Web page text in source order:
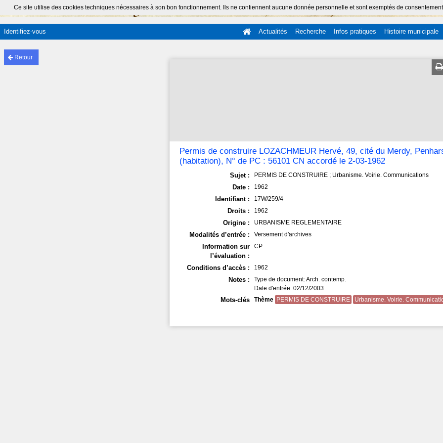
Ce site utilise des cookies techniques nécessaires à son bon fonctionnement. Ils ne contiennent aucune donnée personnelle et sont exemptés de
Identifiez-vous Actualités Recherche Infos pratiques Histoire municipale
Retour
Permis de construire LOZACHMEUR Hervé, 49, cité du Merdy,
(habitation), N° de PC : 56101 CN accordé le 2-03-1962
Sujet : PERMIS DE CONSTRUIRE ; Urbanisme. Voirie. Communications
Date : 1962
Identifiant : 17W/259/4
Droits : 1962
Origine : URBANISME REGLEMENTAIRE
Modalités d’entrée : Versement d'archives
Information sur
l’évaluation :
CP
Conditions d’accès : 1962
Notes :
Type de document: Arch. contemp.
Date d'entrée: 02/12/2003
Mots-clés Thème PERMIS DE CONSTRUIRE Urbanisme. Voirie.